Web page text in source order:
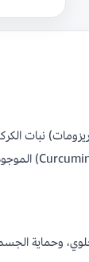
وحماية